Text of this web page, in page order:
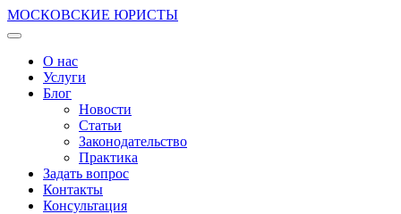
МОСКОВСКИЕ ЮРИСТЫ
О нас
Услуги
Блог
Новости
Статьи
Законодательство
Практика
Задать вопрос
Контакты
Консультация